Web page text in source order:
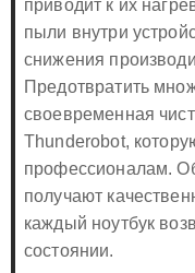
приводит к их
пыли внутри
снижения
Предотвратить
своевременная
Thunderobot,
профессионалам.
получают
каждый ноутбук
состоянии.